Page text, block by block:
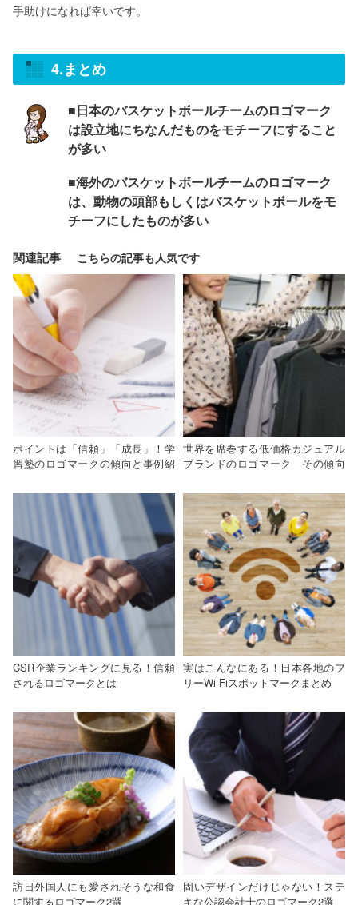
手助けになれば幸いです。
4.まとめ
■日本のバスケットボールチームのロゴマーク
は設立地にちなんだものをモチーフにすること
が多い
■海外のバスケットボールチームのロゴマーク
は、動物の頭部もしくはバスケットボールをモ
チーフにしたものが多い
関連記事
ポイントは「信頼」「成長」！学
習塾のロゴマークの傾向と事例紹
世界を席巻する低価格カジュアル
ブランドのロゴマーク その傾向
CSR企業ランキングに見る！信頼
されるロゴマークとは
実はこんなにある！日本各地のフ
リーWi-Fiスポットマークまとめ
訪日外国人にも愛されそうな和食
に関するロゴマーク2選
固いデザインだけじゃない！ステ
キな公認会計士のロゴマーク2選